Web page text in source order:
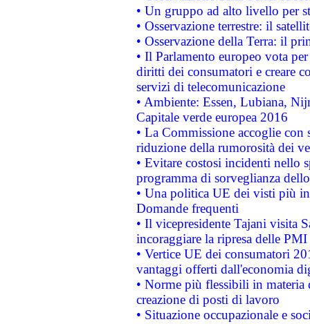
• Un gruppo ad alto livello per
• Osservazione terrestre: il
• Osservazione della Terra: il
• Il Parlamento europeo vota
diritti dei consumatori e creare
servizi di telecomunicazione
• Ambiente: Essen, Lubiana,
Capitale verde europea 2016
• La Commissione accoglie
riduzione della rumorosità dei
• Evitare costosi incidenti nello
programma di sorveglianza
• Una politica UE dei visti più
Domande frequenti
• Il vicepresidente Tajani visita
incoraggiare la ripresa delle
• Vertice UE dei consumatori
vantaggi offerti dall'economia
• Norme più flessibili in materia
creazione di posti di lavoro
• Situazione occupazionale e